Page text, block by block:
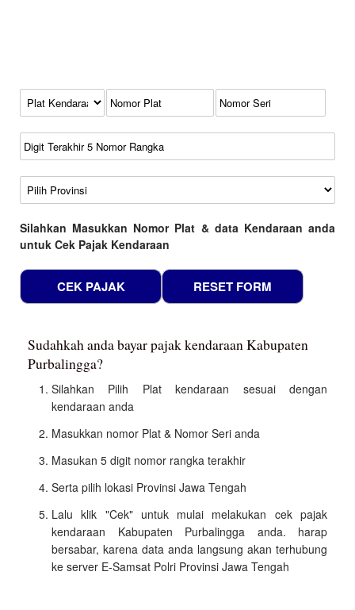
Kode Plat Kendaraan
No Plat
No Seri
No Rangka
Wilayah
Silahkan Masukkan Nomor Plat & data Kendaraan anda
untuk Cek Pajak Kendaraan
Sudahkah anda bayar pajak kendaraan Kabupaten
Purbalingga?
Silahkan Pilih Plat kendaraan sesuai dengan
kendaraan anda
Masukkan nomor Plat & Nomor Seri anda
Masukan 5 digit nomor rangka terakhir
Serta pilih lokasi Provinsi Jawa Tengah
Lalu klik "Cek" untuk mulai melakukan cek pajak
kendaraan Kabupaten Purbalingga anda. harap
bersabar, karena data anda langsung akan terhubung
ke server E-Samsat Polri Provinsi Jawa Tengah